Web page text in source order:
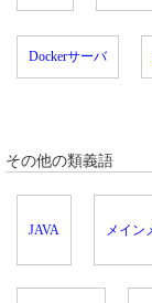
Dockerサーバ
その他の類義語
JAVA メイン